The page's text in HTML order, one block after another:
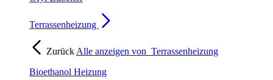
Terrassenheizung
Zurück Alle anzeigen von Terrassenheizung
Bioethanol Heizung